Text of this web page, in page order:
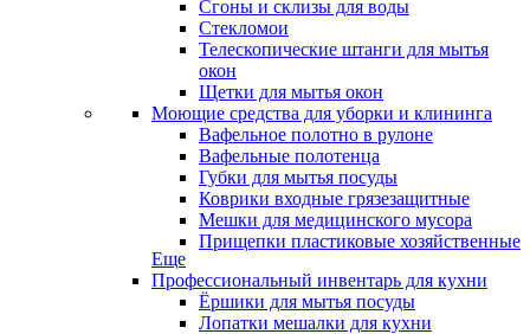
Сгоны и склизы для воды
Стекломои
Телескопические штанги для мытья
окон
Щетки для мытья окон
Моющие средства для уборки и клининга
Вафельное полотно в рулоне
Вафельные полотенца
Губки для мытья посуды
Коврики входные грязезащитные
Мешки для медицинского мусора
Прищепки пластиковые хозяйственные
Еще
Профессиональный инвентарь для кухни
Ёршики для мытья посуды
Лопатки мешалки для кухни